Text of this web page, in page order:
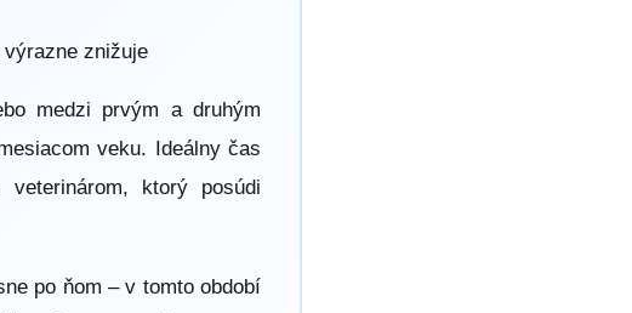
znižuje
medzi prvým a druhým
veku. Ideálny čas
ktorý posúdi
po ňom – v tomto období